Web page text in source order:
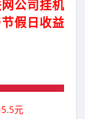
公司挂机
假日收益
元